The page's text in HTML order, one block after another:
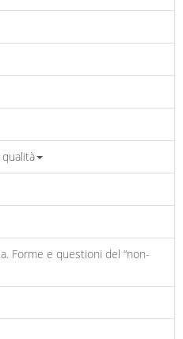
Forme e questioni del “non-